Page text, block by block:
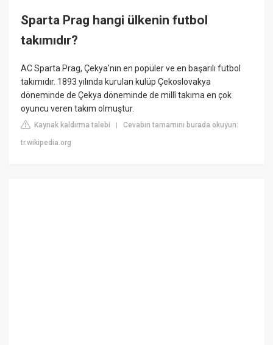
Sparta Prag hangi ülkenin futbol
takımıdır?
AC Sparta Prag, Çekya'nın en popüler ve en başarılı futbol
takımıdır. 1893 yılında kurulan kulüp Çekoslovakya
döneminde de Çekya döneminde de millî takıma en çok
oyuncu veren takım olmuştur.
Kaynak kaldırma talebi |Cevabın tamamını burada okuyun:
tr.wikipedia.org